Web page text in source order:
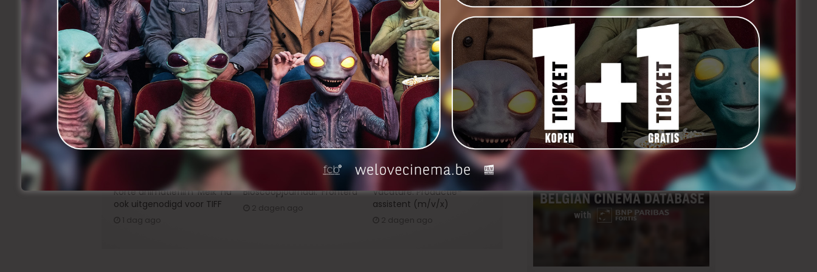
Share Facebook Twitter LinkedIn
Précedent
BNP PARIBAS FORTIS FILMDAYS
gaan Belgische toer op
Next
De muziek uit ‘The Broken
Circle Breakdown’
Related Articles
Korte animatiefilm ‘Melk’ nu
ook uitgenodigd voor TIFF
1 dag ago
Bioscoopjournaal: ‘Frontera’
2 dagen ago
Vacature: Productie-
assistent (m/v/x)
2 dagen ago